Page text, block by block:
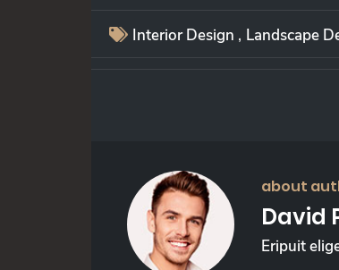
Interior Design , Landscape
about
David
Eripuit